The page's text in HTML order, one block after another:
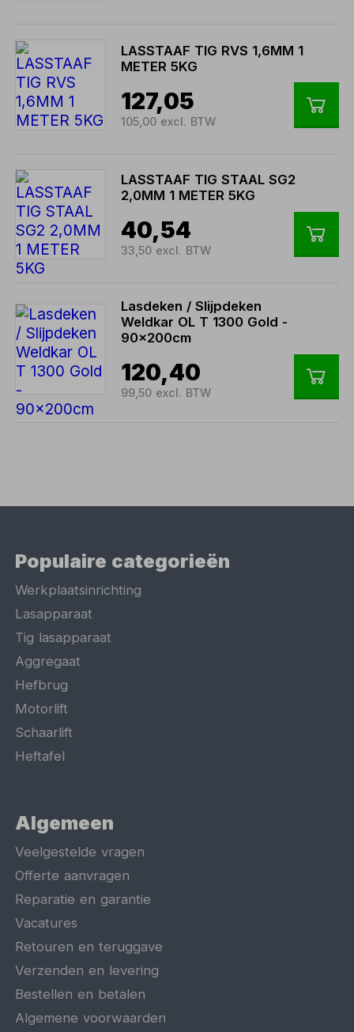
LASSTAAF TIG RVS 1,6MM 1
METER 5KG
127,05
105,00 excl. BTW
LASSTAAF TIG STAAL SG2
2,0MM 1 METER 5KG
40,54
33,50 excl. BTW
Lasdeken / Slijpdeken
Weldkar OL T 1300 Gold -
90x200cm
120,40
99,50 excl. BTW
Populaire categorieën
Werkplaatsinrichting
Lasapparaat
Tig lasapparaat
Aggregaat
Hefbrug
Motorlift
Schaarlift
Heftafel
Algemeen
Veelgestelde vragen
Offerte aanvragen
Reparatie en garantie
Vacatures
Retouren en teruggave
Verzenden en levering
Bestellen en betalen
Algemene voorwaarden